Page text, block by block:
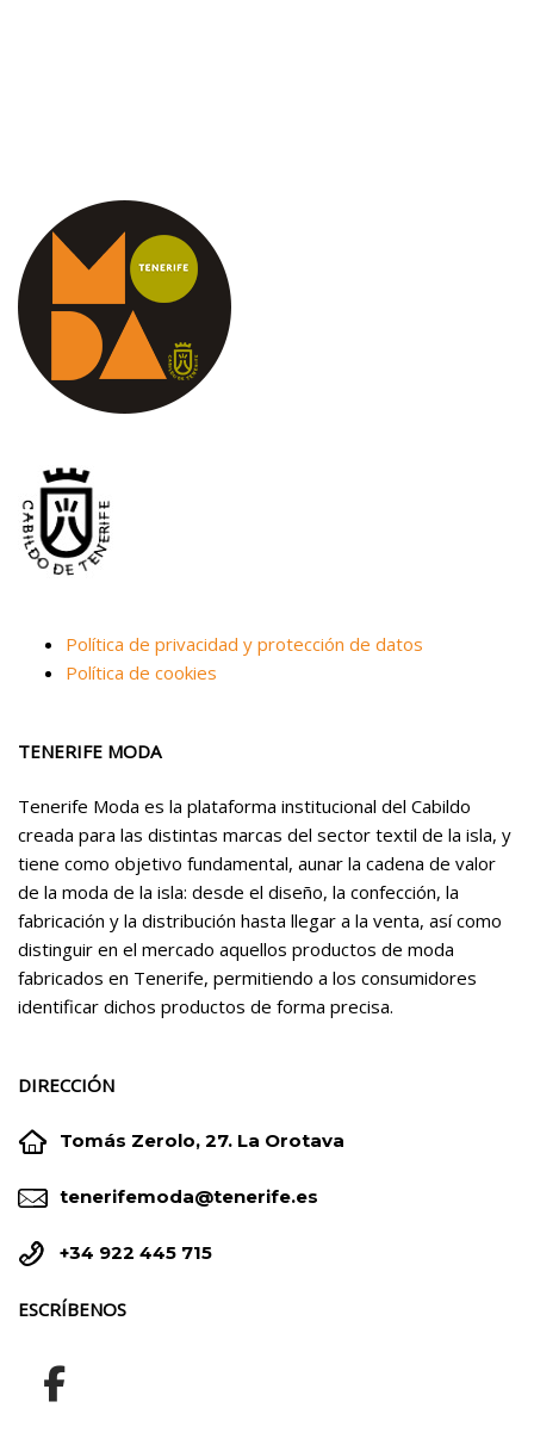
Política de privacidad y protección de datos
Política de cookies
TENERIFE MODA
Tenerife Moda es la plataforma institucional del Cabildo
creada para las distintas marcas del sector textil de la isla, y
tiene como objetivo fundamental, aunar la cadena de valor
de la moda de la isla: desde el diseño, la confección, la
fabricación y la distribución hasta llegar a la venta, así como
distinguir en el mercado aquellos productos de moda
fabricados en Tenerife, permitiendo a los consumidores
identificar dichos productos de forma precisa.
DIRECCIÓN

 Tomás Zerolo, 27. La Orotava

 tenerifemoda@tenerife.es

 +34 922 445 715
ESCRÍBENOS